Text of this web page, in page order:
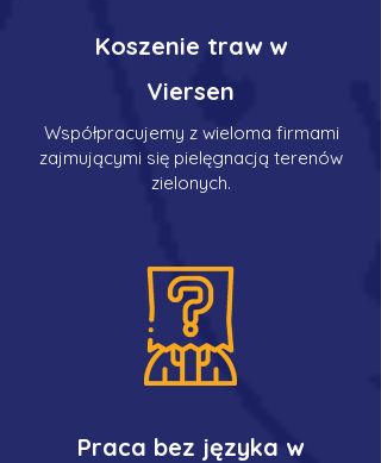
Koszenie traw w
Viersen
Współpracujemy z wieloma firmami
zajmującymi się pielęgnacją terenów
zielonych.
Praca bez języka w